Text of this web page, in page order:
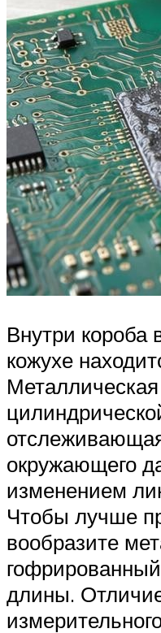
Внутри короба
кожухе
окружающего
изменением
Чтобы лучше
вообразите
длины.